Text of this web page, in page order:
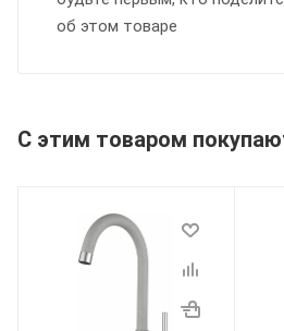
об этом товаре
С этим товаром